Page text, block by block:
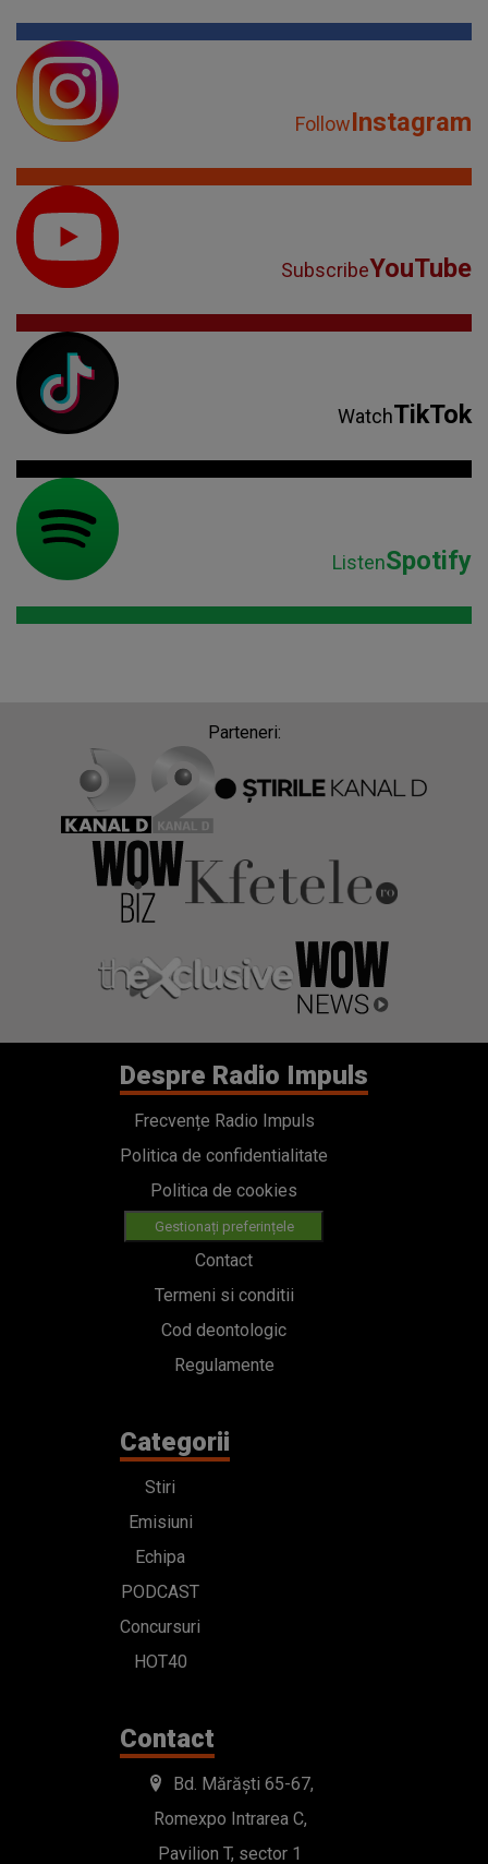
FollowInstagram
SubscribeYouTube
WatchTikTok
ListenSpotify
Parteneri:
Despre Radio Impuls
Frecvențe Radio Impuls
Politica de confidentialitate
Politica de cookies
Gestionați preferințele
Contact
Termeni si conditii
Cod deontologic
Regulamente
Categorii
Stiri
Emisiuni
Echipa
PODCAST
Concursuri
HOT40
Contact
Bd. Mărăști 65-67,
Romexpo Intrarea C,
Pavilion T, sector 1